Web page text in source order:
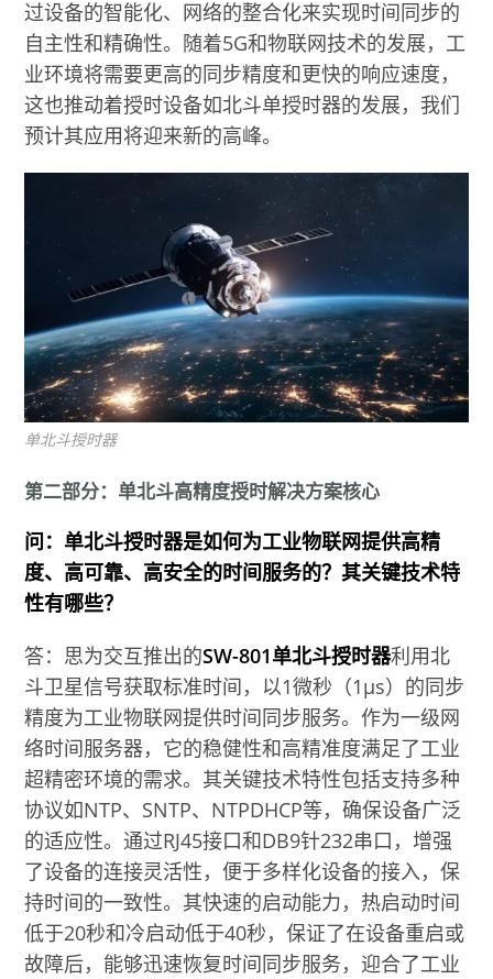
过设备的智能化、网络的整合化来实现时间同步的
自主性和精确性。随着5G和物联网技术的发展，工
业环境将需要更高的同步精度和更快的响应速度，
这也推动着授时设备如北斗单授时器的发展，我们
预计其应用将迎来新的高峰。
单北斗授时器
第二部分：单北斗高精度授时解决方案核心
问：单北斗授时器是如何为工业物联网提供高精
度、高可靠、高安全的时间服务的？其关键技术特
性有哪些？
答：思为交互推出的SW-801单北斗授时器利用北
斗卫星信号获取标准时间，以1微秒（1µs）的同步
精度为工业物联网提供时间同步服务。作为一级网
络时间服务器，它的稳健性和高精准度满足了工业
超精密环境的需求。其关键技术特性包括支持多种
协议如NTP、SNTP、NTPDHCP等，确保设备广泛
的适应性。通过RJ45接口和DB9针232串口，增强
了设备的连接灵活性，便于多样化设备的接入，保
持时间的一致性。其快速的启动能力，热启动时间
低于20秒和冷启动低于40秒，保证了在设备重启或
故障后，能够迅速恢复时间同步服务，迎合了工业